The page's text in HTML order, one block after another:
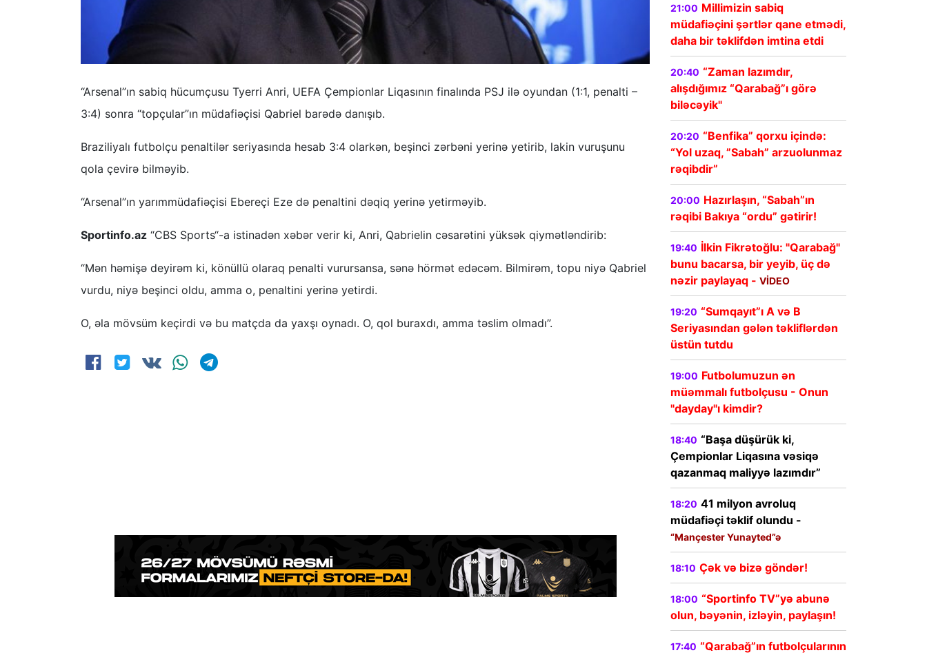
“Arsenal”ın sabiq hücumçusu Tyerri Anri, UEFA Çempionlar Liqasının finalında PSJ ilə oyundan (1:1, penalti –
3:4) sonra “topçular”ın müdafiəçisi Qabriel barədə danışıb.
Braziliyalı futbolçu penaltilər seriyasında hesab 3:4 olarkən, beşinci zərbəni yerinə yetirib, lakin vuruşunu
qola çevirə bilməyib.
“Arsenal”ın yarımmüdafiəçisi Ebereçi Eze də penaltini dəqiq yerinə yetirməyib.
Sportinfo.az “CBS Sports“-a istinadən xəbər verir ki, Anri, Qabrielin cəsarətini yüksək qiymətləndirib:
“Mən həmişə deyirəm ki, könüllü olaraq penalti vurursansa, sənə hörmət edəcəm. Bilmirəm, topu niyə Qabriel
vurdu, niyə beşinci oldu, amma o, penaltini yerinə yetirdi.
O, əla mövsüm keçirdi və bu matçda da yaxşı oynadı. O, qol buraxdı, amma təslim olmadı”.
21:00 Millimizin sabiq
müdafiəçini şərtlər qane etmədi,
daha bir təklifdən imtina etdi
20:40 “Zaman lazımdır,
alışdığımız “Qarabağ”ı görə
biləcəyik"
20:20 “Benfika” qorxu içində:
“Yol uzaq, ”Sabah” arzuolunmaz
rəqibdir”
20:00 Hazırlaşın, “Sabah”ın
rəqibi Bakıya “ordu” gətirir!
19:40 İlkin Fikrətoğlu: "Qarabağ"
bunu bacarsa, bir yeyib, üç də
nəzir paylayaq - VİDEO
19:20 “Sumqayıt”ı A və B
Seriyasından gələn təkliflərdən
üstün tutdu
19:00 Futbolumuzun ən
müəmmalı futbolçusu - Onun
"dayday"ı kimdir?
18:40 “Başa düşürük ki,
Çempionlar Liqasına vəsiqə
qazanmaq maliyyə lazımdır”
18:20 41 milyon avroluq
müdafiəçi təklif olundu -
“Mançester Yunayted”ə
18:10 Çək və bizə göndər!
18:00 “Sportinfo TV”yə abunə
olun, bəyənin, izləyin, paylaşın!
17:40 “Qarabağ”ın futbolçularının